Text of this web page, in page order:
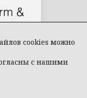
cookies можно
с нашими